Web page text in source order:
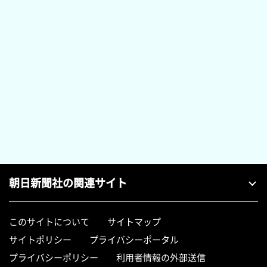
朝日新聞社の関連サイト
このサイトについて
サイトマップ
サイトポリシー
プライバシーポータル
プライバシーポリシー
利用者情報の外部送信